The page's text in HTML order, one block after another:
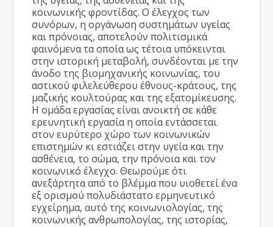
κοινωνικής φροντίδας. Ο έλεγχος των
συνόρων, η οργάνωση συστημάτων υγείας
και πρόνοιας, αποτελούν πολιτισμικά
φαινόμενα τα οποία ως τέτοια υπόκεινται
στην ιστορική μεταβολή, συνδέονται με την
άνοδο της βιομηχανικής κοινωνίας, του
αστικού φιλελεύθερου έθνους-κράτους, της
μαζικής κουλτούρας και της εξατομίκευσης.
Η ομάδα εργασίας είναι ανοικτή σε κάθε
ερευνητική εργασία η οποία εντάσσεται
στον ευρύτερο χώρο των κοινωνικών
επιστημών κι εστιάζει στην υγεία και την
ασθένεια, το σώμα, την πρόνοια και τον
κοινωνικό έλεγχο. Θεωρούμε ότι
ανεξάρτητα από το βλέμμα που υιοθετεί ένα
εξ ορισμού πολυδιάστατο ερμηνευτικό
εγχείρημα, αυτό της κοινωνιολογίας, της
κοινωνικής ανθρωπολογίας, της ιστορίας,